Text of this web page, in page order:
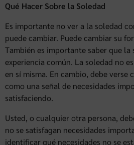
Qué Hacer Sobre la Soledad
Es importante no ver a la soledad
puede cambiar. Puede cambiar su
También es importante saber que la
experiencia común. La soledad no
en sí misma. En cambio, debe verse
como una señal de necesidades
satisfaciendo.
Usted, o cualquier otra persona,
no se satisfagan necesidades
identificar qué necesidades no se